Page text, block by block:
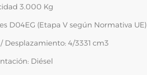
3.000 Kg
D04EG (Etapa V según Normativa UE)
Desplazamiento: 4/3331 cm3
Diésel